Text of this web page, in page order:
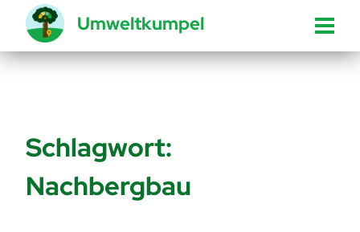
Umweltkumpel
Schlagwort:
Nachbergbau